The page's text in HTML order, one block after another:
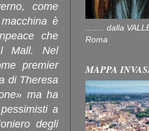
come
è
che
Mall. Nel
premier
di Theresa
ma ha
a
degli
........ dalla
Roma
MAPPA